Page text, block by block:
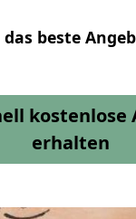
das beste
kostenlose
erhalten